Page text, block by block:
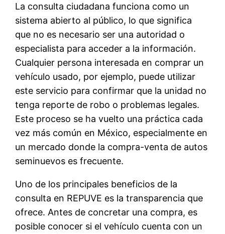
La consulta ciudadana funciona como un
sistema abierto al público, lo que significa
que no es necesario ser una autoridad o
especialista para acceder a la información.
Cualquier persona interesada en comprar un
vehículo usado, por ejemplo, puede utilizar
este servicio para confirmar que la unidad no
tenga reporte de robo o problemas legales.
Este proceso se ha vuelto una práctica cada
vez más común en México, especialmente en
un mercado donde la compra-venta de autos
seminuevos es frecuente.
Uno de los principales beneficios de la
consulta en REPUVE es la transparencia que
ofrece. Antes de concretar una compra, es
posible conocer si el vehículo cuenta con un